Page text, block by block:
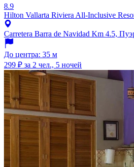
8.9
Hilton Vallarta Riviera All-Inclusive
Carretera Barra de Navidad Km 4.5,
До центра: 35 м
299 ₽ за 2 чел., 5 ночей